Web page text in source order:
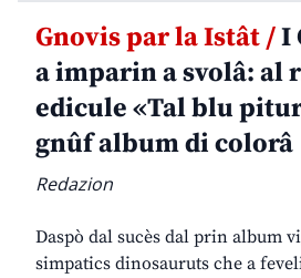
Gnovis par la Istât /I
a imparin a svolâ: al
edicule «Tal blu
gnûf album di colorâ
Redazion
Daspò dal sucès dal prin album
simpatics dinosauruts che a